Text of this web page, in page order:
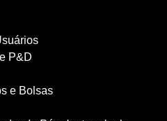
P&D
e Bolsas